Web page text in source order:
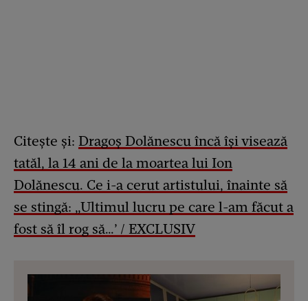
Citește și: Dragoș Dolănescu încă își visează
tatăl, la 14 ani de la moartea lui Ion
Dolănescu. Ce i-a cerut artistului, înainte să
se stingă: „Ultimul lucru pe care l-am făcut a
fost să îl rog să…’ / EXCLUSIV